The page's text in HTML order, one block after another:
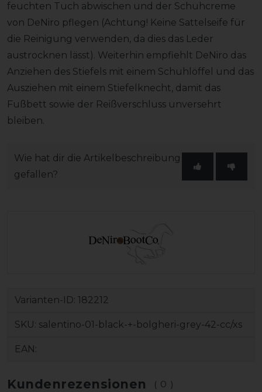
feuchten Tuch abwischen und der Schuhcreme
von DeNiro pflegen (Achtung! Keine Sattelseife für
die Reinigung verwenden, da dies das Leder
austrocknen lässt). Weiterhin empfiehlt DeNiro das
Anziehen des Stiefels mit einem Schuhlöffel und das
Ausziehen mit einem Stiefelknecht, damit das
Fußbett sowie der Reißverschluss unversehrt
bleiben.
Wie hat dir die Artikelbeschreibung
gefallen?
Varianten-ID: 182212
SKU: salentino-01-black-+-bolgheri-grey-42-cc/xs
EAN:
Kundenrezensionen (0)